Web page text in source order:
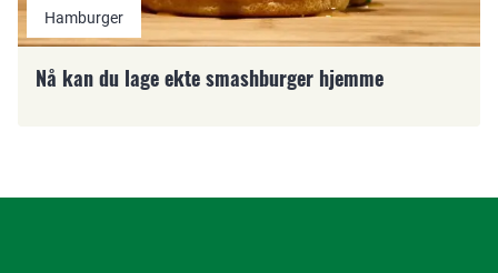
Hamburger
Nå kan du lage ekte smashburger hjemme